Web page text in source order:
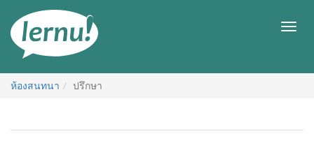
สารบัญ
เมนู
ห้องสนทนา ปรึกษา